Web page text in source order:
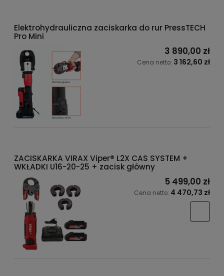
Elektrohydrauliczna zaciskarka do rur PressTECH
Pro Mini
3 890,00 zł
Cena netto: 3 162,60 zł
ZACISKARKA VIRAX Viper® L2X CAS SYSTEM +
WKŁADKI U16-20-25 + zacisk główny
5 499,00 zł
Cena netto: 4 470,73 zł